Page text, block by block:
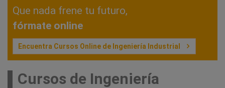
Que nada frene tu futuro,
fórmate online
Encuentra Cursos Online de Ingeniería Industrial
Cursos de Ingeniería